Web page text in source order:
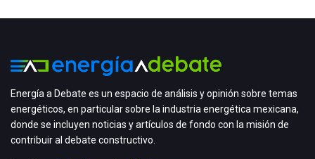
Energía a Debate es un espacio de análisis y opinión sobre temas
energéticos, en particular sobre la industria energética mexicana,
donde se incluyen noticias y artículos de fondo con la misión de
contribuir al debate constructivo.